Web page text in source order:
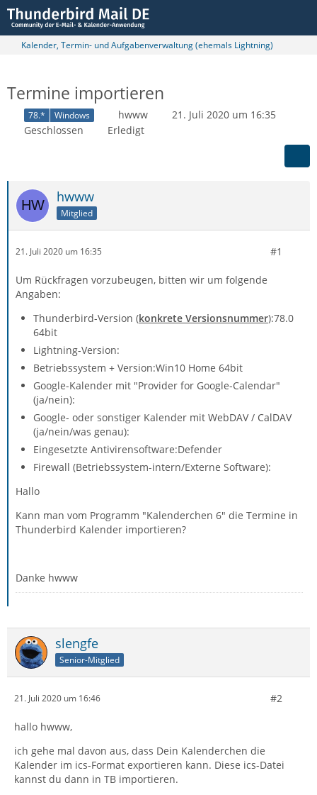
Kalender, Termin- und Aufgabenverwaltung (ehemals Lightning)
Termine importieren
78.* Windows hwww
21. Juli 2020 um 16:35
Geschlossen
Erledigt
hwww
Mitglied
21. Juli 2020 um 16:35 #1
Um Rückfragen vorzubeugen, bitten wir um folgende
Angaben:
Thunderbird-Version (konkrete Versionsnummer):78.0
64bit
Lightning-Version:
Betriebssystem + Version:Win10 Home 64bit
Google-Kalender mit "Provider for Google-Calendar"
(ja/nein):
Google- oder sonstiger Kalender mit WebDAV / CalDAV
(ja/nein/was genau):
Eingesetzte Antivirensoftware:Defender
Firewall (Betriebssystem-intern/Externe Software):
Hallo
Kann man vom Programm "Kalenderchen 6" die Termine in
Thunderbird Kalender importieren?
Danke hwww
slengfe
Senior-Mitglied
21. Juli 2020 um 16:46 #2
hallo hwww,
ich gehe mal davon aus, dass Dein Kalenderchen die
Kalender im ics-Format exportieren kann. Diese ics-Datei
kannst du dann in TB importieren.